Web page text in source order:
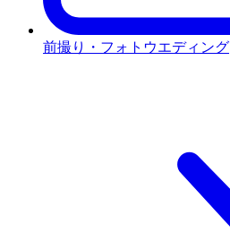
前撮り・フォトウエディング